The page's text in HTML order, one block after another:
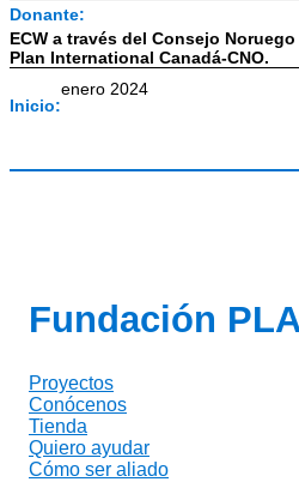
Donante:
ECW a través del Consejo
Plan International Canadá-CNO.
Inicio:
enero 2024
Fundación
Proyectos
Conócenos
Tienda
Quiero ayudar
Cómo ser aliado